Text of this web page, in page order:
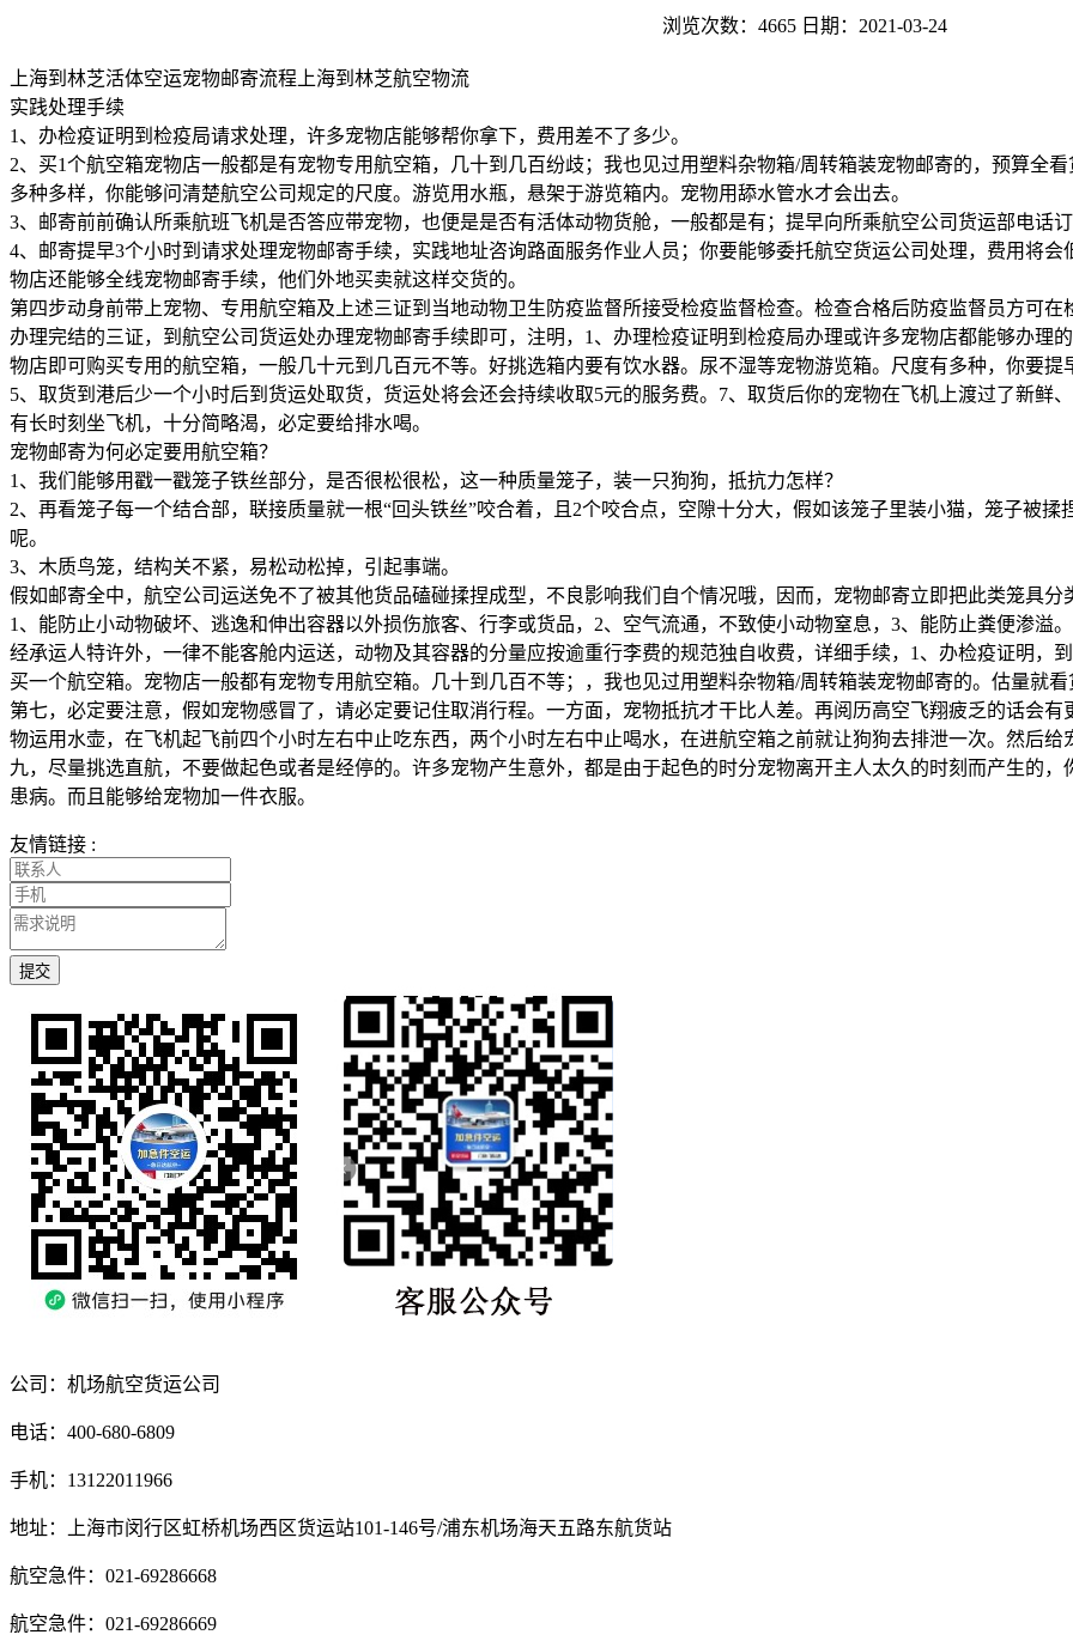
浏览次数：4665 日期：2021-03-24
上海到林芝活体空运宠物邮寄流程上海到林芝航空物流
实践处理手续
1、办检疫证明到检疫局请求处理，许多宠物店能够帮你拿下，费用差不了多少。
2、买1个航空箱宠物店一般都是有宠物专用航空箱，几十到几百纷歧；我也见过用塑料杂物箱/周转箱装宠物邮寄的，预算全
多种多样，你能够问清楚航空公司规定的尺度。游览用水瓶，悬架于游览箱内。宠物用舔水管水才会出去。
3、邮寄前前确认所乘航班飞机是否答应带宠物，也便是是否有活体动物货舱，一般都是有；提早向所乘航空公司货运部电话
4、邮寄提早3个小时到请求处理宠物邮寄手续，实践地址咨询路面服务作业人员；你要能够委托航空货运公司处理，费用将
物店还能够全线宠物邮寄手续，他们外地买卖就这样交货的。
第四步动身前带上宠物、专用航空箱及上述三证到当地动物卫生防疫监督所接受检疫监督检查。检查合格后防疫监督员方可
办理完结的三证，到航空公司货运处办理宠物邮寄手续即可，注明，1、办理检疫证明到检疫局办理或许多宠物店都能够办理
物店即可购买专用的航空箱，一般几十元到几百元不等。好挑选箱内要有饮水器。尿不湿等宠物游览箱。尺度有多种，你要
5、取货到港后少一个小时后到货运处取货，货运处将会还会持续收取5元的服务费。7、取货后你的宠物在飞机上渡过了新鲜
有长时刻坐飞机，十分简略渴，必定要给排水喝。
宠物邮寄为何必定要用航空箱？
1、我们能够用戳一戳笼子铁丝部分，是否很松很松，这一种质量笼子，装一只狗狗，抵抗力怎样？
2、再看笼子每一个结合部，联接质量就一根“回头铁丝”咬合着，且2个咬合点，空隙十分大，假如该笼子里装小猫，笼子被
呢。
3、木质鸟笼，结构关不紧，易松动松掉，引起事端。
假如邮寄全中，航空公司运送免不了被其他货品磕碰揉捏成型，不良影响我们自个情况哦，因而，宠物邮寄立即把此类笼具
1、能防止小动物破坏、逃逸和伸出容器以外损伤旅客、行李或货品，2、空气流通，不致使小动物窒息，3、能防止粪便渗溢
经承运人特许外，一律不能客舱内运送，动物及其容器的分量应按逾重行李费的规范独自收费，详细手续，1、办检疫证明，
买一个航空箱。宠物店一般都有宠物专用航空箱。几十到几百不等；，我也见过用塑料杂物箱/周转箱装宠物邮寄的。估量就
第七，必定要注意，假如宠物感冒了，请必定要记住取消行程。一方面，宠物抵抗才干比人差。再阅历高空飞翔疲乏的话会
物运用水壶，在飞机起飞前四个小时左右中止吃东西，两个小时左右中止喝水，在进航空箱之前就让狗狗去排泄一次。然后
九，尽量挑选直航，不要做起色或者是经停的。许多宠物产生意外，都是由于起色的时分宠物离开主人太久的时刻而产生的
患病。而且能够给宠物加一件衣服。
友情链接 :
提交
公司：机场航空货运公司
电话：400-680-6809
手机：13122011966
地址：上海市闵行区虹桥机场西区货运站101-146号/浦东机场海天五路东航货站
航空急件：021-69286668
航空急件：021-69286669